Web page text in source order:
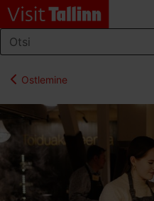
Ostlemine